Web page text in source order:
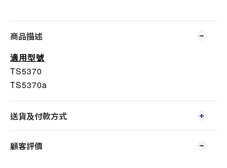
商品描述
適用型號
TS5370
TS5370a
送貨及付款方式
顧客評價